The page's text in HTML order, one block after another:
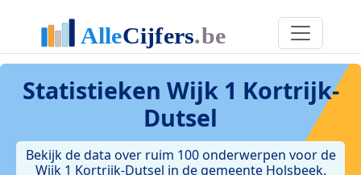
Statistieken Wijk 1 Kortrijk-
Dutsel
Bekijk de data over ruim 100 onderwerpen voor de
Wijk 1 Kortrijk-Dutsel in de gemeente Holsbeek.